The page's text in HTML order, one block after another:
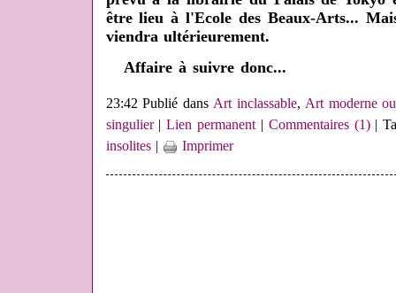
être lieu à l'Ecole des Beaux-Arts...
viendra ultérieurement.
Affaire à suivre donc...
23:42 Publié dans Art inclassable, Art moderne
singulier|Lien permanent | Commentaires (1)|
insolites| Imprimer